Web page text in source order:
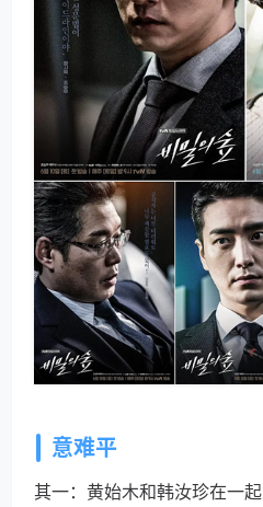
意难平
其一：黄始木和韩汝珍在一